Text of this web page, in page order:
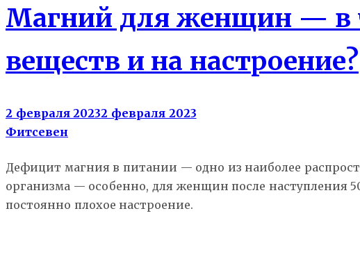
Магний для женщин — в
веществ и на настроение?
2 февраля 20232 февраля 2023
Фитсевен
Дефицит магния в питании — одно из наиболее
организма — особенно, для женщин после наступления
постоянно плохое настроение.